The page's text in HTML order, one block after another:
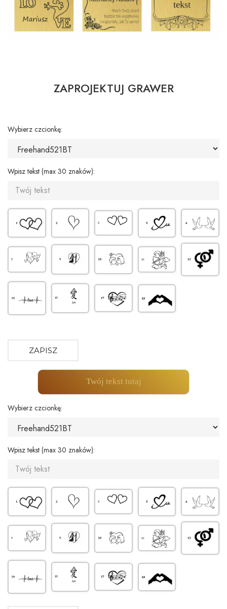
ZAPROJEKTUJ GRAWER
Wybierz czcionkę:
Wpisz tekst (max 30 znaków):
ZAPISZ
Twój tekst tutaj
Wybierz czcionkę:
Wpisz tekst (max 30 znaków):